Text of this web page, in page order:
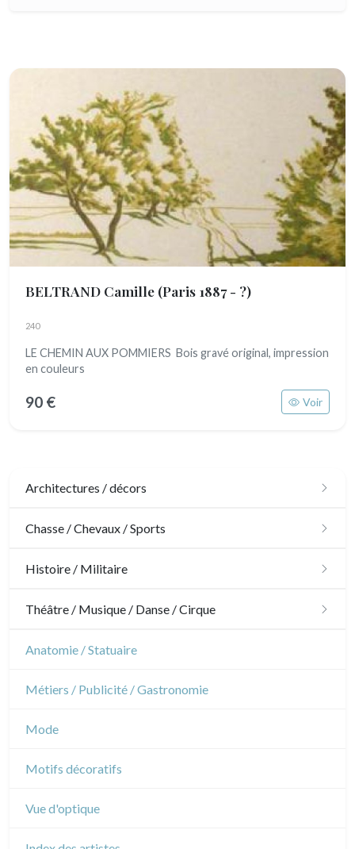
BELTRAND Camille (Paris 1887 - ?)
240
LE CHEMIN AUX POMMIERS Bois gravé original, impression
en couleurs
90 € Voir
Architectures / décors
Architecture
Chasse / Chevaux / Sports
Chasse
Histoire / Militaire
Militaire
Théâtre / Musique / Danse / Cirque
Théâtre
Anatomie / Statuaire
Métiers / Publicité / Gastronomie
Mode
Motifs décoratifs
Vue d'optique